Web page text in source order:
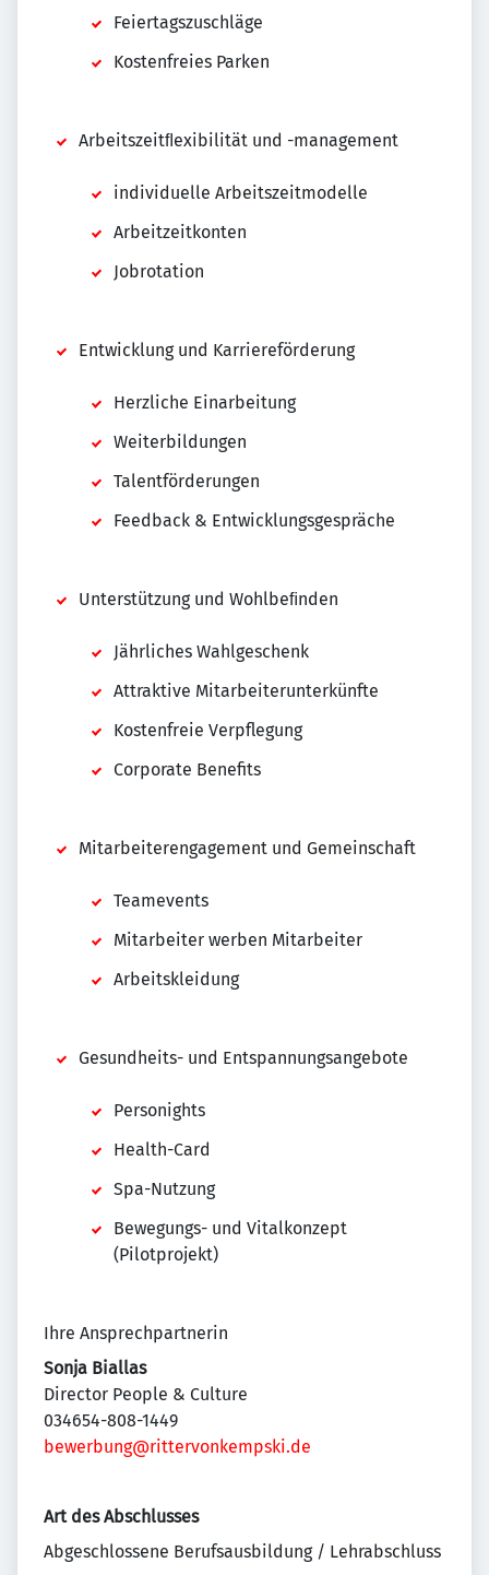
Feiertagszuschläge
Kostenfreies Parken
Arbeitszeitﬂexibilität und -management
individuelle Arbeitszeitmodelle
Arbeitzeitkonten
Jobrotation
Entwicklung und Karriereförderung
Herzliche Einarbeitung
Weiterbildungen
Talentförderungen
Feedback & Entwicklungsgespräche
Unterstützung und Wohlbeﬁnden
Jährliches Wahlgeschenk
Attraktive Mitarbeiterunterkünfte
Kostenfreie Verpflegung
Corporate Benefits
Mitarbeiterengagement und Gemeinschaft
Teamevents
Mitarbeiter werben Mitarbeiter
Arbeitskleidung
Gesundheits- und Entspannungsangebote
Personights
Health-Card
Spa-Nutzung
Bewegungs- und Vitalkonzept
(Pilotprojekt)
Ihre Ansprechpartnerin
Sonja Biallas
Director People & Culture
034654-808-1449
bewerbung@rittervonkempski.de
Art des Abschlusses
Abgeschlossene Berufsausbildung / Lehrabschluss